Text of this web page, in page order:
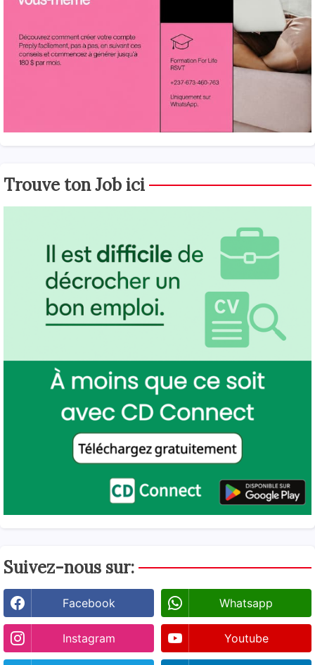
Trouve ton Job ici
Suivez-nous sur:
Facebook Whatsapp
Instagram Youtube